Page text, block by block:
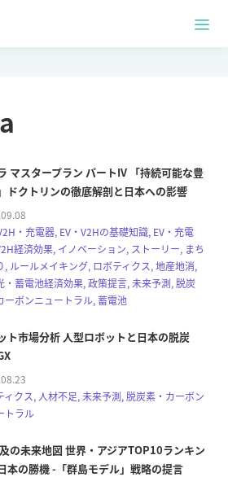
マスタープラン パートIV 「持続可能な豊
ドクトリンの徹底解剖と日本への影響
・充電器, EV・V2Hの基礎知識, EV・充電
経済効果, イノベーション, ストーリー, まち
, ルールメイキング, ロボティクス, 地産地消,
・蓄電池経済効果, 政策提言, 未来予測, 脱炭
ーボンニュートラル, 蓄電池
ト市場分析 人型ロボットと日本の脱炭
ィクス, 人材不足, 未来予測, 脱炭素・カーボン
トラル
の未来地図 世界・アジアTOP10ランキン
本の勝機 -「群島モデル」戦略の提言